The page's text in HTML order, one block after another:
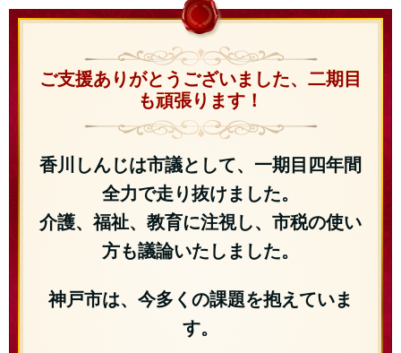
ご支援ありがとうございました、二期目
も頑張ります！
香川しんじは市議として、一期目四年間
全力で走り抜けました。
介護、福祉、教育に注視し、市税の使い
方も議論いたしました。
神戸市は、今多くの課題を抱えていま
す。